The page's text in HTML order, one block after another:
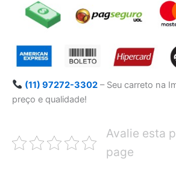
(11) 97272-3302– Seu carreto na
preço e qualidade!
Avalie esta
page